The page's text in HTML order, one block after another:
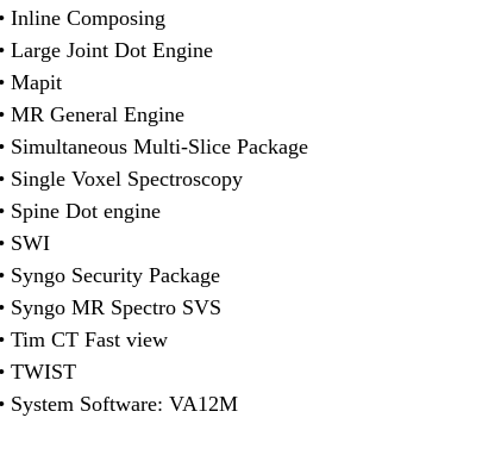
• Inline Composing
• Large Joint Dot Engine
• Mapit
• MR General Engine
• Simultaneous Multi-Slice Package
• Single Voxel Spectroscopy
• Spine Dot engine
• SWI
• Syngo Security Package
• Syngo MR Spectro SVS
• Tim CT Fast view
• TWIST
• System Software: VA12M